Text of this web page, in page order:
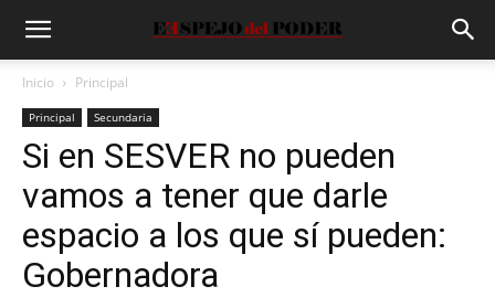
Inicio Principal
Principal Secundaria
Si en SESVER no pueden
vamos a tener que darle
espacio a los que sí pueden:
Gobernadora